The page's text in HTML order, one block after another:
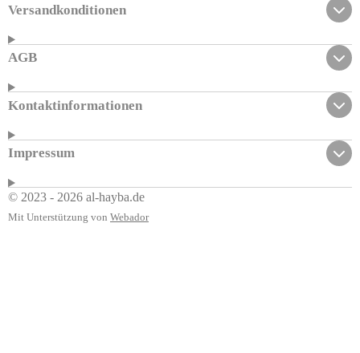
Versandkonditionen
AGB
Kontaktinformationen
Impressum
© 2023 - 2026 al-hayba.de
Mit Unterstützung von Webador